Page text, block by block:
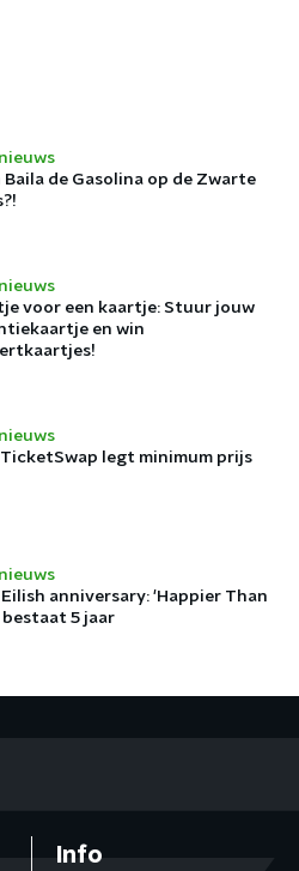
Baila de Gasolina op de Zwarte
voor een kaartje: Stuur jouw
en win
TicketSwap legt minimum prijs
Eilish anniversary: 'Happier Than
bestaat 5 jaar
Info